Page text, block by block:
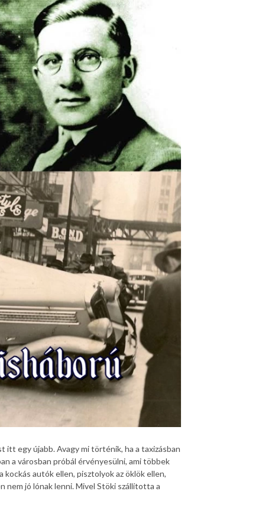
itt egy újabb. Avagy mi történik, ha a taxizásban
a városban próbál érvényesülni, ami többek
autók ellen, pisztolyok az öklök ellen,
nem jó lónak lenni. Mivel Stöki szállította a